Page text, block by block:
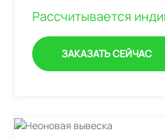
Рассчитывается
ЗАКАЗАТЬ СЕЙЧАС